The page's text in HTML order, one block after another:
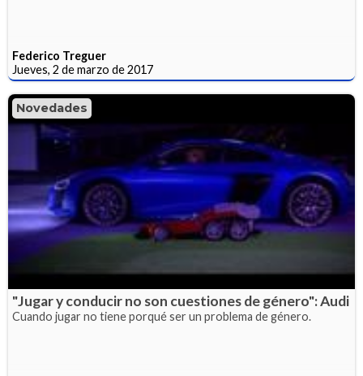
Federico Treguer
Jueves, 2 de marzo de 2017
Novedades
"Jugar y conducir no son cuestiones de género": Audi
Cuando jugar no tiene porqué ser un problema de género.